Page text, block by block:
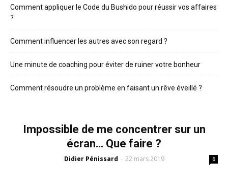
Comment appliquer le Code du Bushido pour réussir vos affaires
?
Comment influencer les autres avec son regard ?
Une minute de coaching pour éviter de ruiner votre bonheur
Comment résoudre un problème en faisant un rêve éveillé ?
Impossible de me concentrer sur un
écran… Que faire ?
Didier Pénissard - 22 mars 2019 6